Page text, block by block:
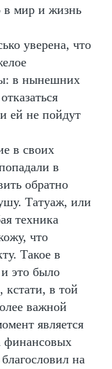
мир и жизнь
уверена, что
в нынешних
ей не пойдут
в своих
в
обратно
Татуаж, или
техника
что
Такое в
это было
кстати, в той
важной
является
финансовых
на